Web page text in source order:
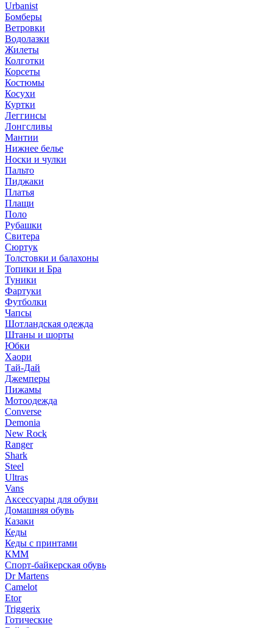
Urbanist
Бомберы
Ветровки
Водолазки
Жилеты
Колготки
Корсеты
Костюмы
Косухи
Куртки
Леггинсы
Лонгсливы
Мантии
Нижнее белье
Носки и чулки
Пальто
Пиджаки
Платья
Плащи
Поло
Рубашки
Свитера
Сюртук
Толстовки и балахоны
Топики и Бра
Туники
Фартуки
Футболки
Чапсы
Шотландская одежда
Штаны и шорты
Юбки
Хаори
Тай-Дай
Джемперы
Пижамы
Мотоодежда
Converse
Demonia
New Rock
Ranger
Shark
Steel
Ultras
Vans
Аксессуары для обуви
Домашняя обувь
Казаки
Кеды
Кеды с принтами
КММ
Спорт-байкерская обувь
Dr Martens
Camelot
Etor
Triggerix
Готические